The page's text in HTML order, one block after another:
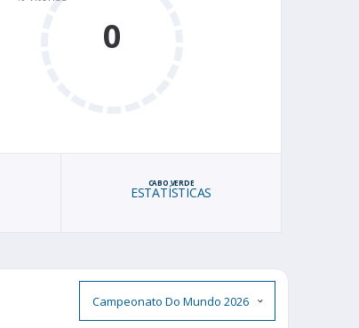
0
CABO VERDE
ESTATÍSTICAS